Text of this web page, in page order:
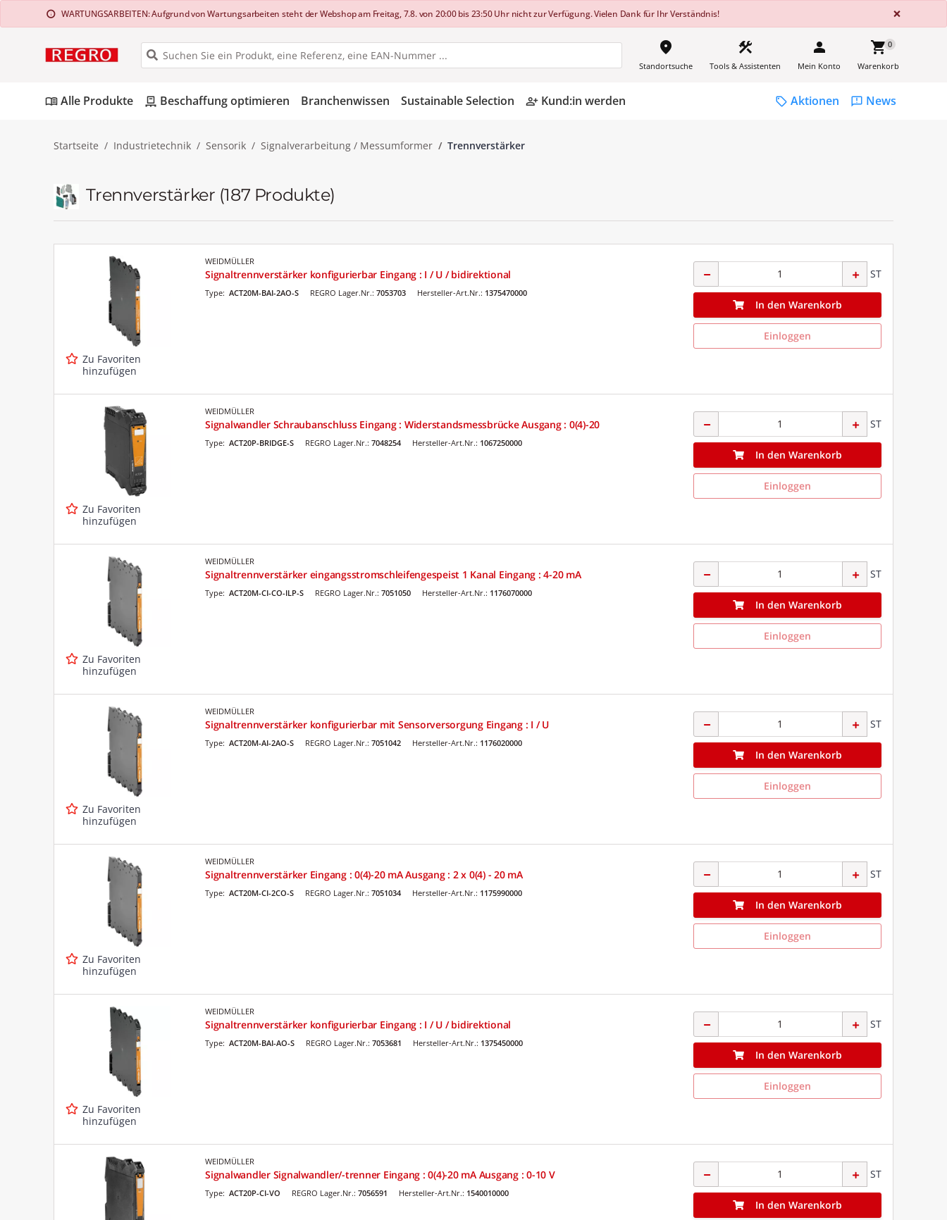
info WARTUNGSARBEITEN: Aufgrund von Wartungsarbeiten steht der Webshop am Freitag, 7.8. von 20:00 bis 23:50 Uhr nicht zur Verfügung. Vielen Dank für Ihr Verständnis! ×
place
Standortsuche
construction
Tools & Assistenten
person
Mein Konto
shopping_cart0
Warenkorb
menu_bookAlle Produkte pallet Beschaffung optimieren Branchenwissen Sustainable Selection person_add_alt Kund:in werden sell Aktionen feedback News
Startseite Industrietechnik Sensorik Signalverarbeitung / Messumformer Trennverstärker
Trennverstärker (187 Produkte)
Zu Favoriten
hinzufügen
WEIDMÜLLER
Signaltrennverstärker konfigurierbar Eingang : I / U / bidirektional
REGRO Lager.Nr.: 7053703
Type: ACT20M-BAI-2AO-S Hersteller-Art.Nr.: 1375470000
ST
In den Warenkorb
Einloggen
Zu Favoriten
hinzufügen
WEIDMÜLLER
Signalwandler Schraubanschluss Eingang : Widerstandsmessbrücke Ausgang : 0(4)-20
REGRO Lager.Nr.: 7048254
Type: ACT20P-BRIDGE-S Hersteller-Art.Nr.: 1067250000
ST
In den Warenkorb
Einloggen
Zu Favoriten
hinzufügen
WEIDMÜLLER
Signaltrennverstärker eingangsstromschleifengespeist 1 Kanal Eingang : 4-20 mA
REGRO Lager.Nr.: 7051050
Type: ACT20M-CI-CO-ILP-S Hersteller-Art.Nr.: 1176070000
ST
In den Warenkorb
Einloggen
Zu Favoriten
hinzufügen
WEIDMÜLLER
Signaltrennverstärker konfigurierbar mit Sensorversorgung Eingang : I / U
REGRO Lager.Nr.: 7051042
Type: ACT20M-AI-2AO-S Hersteller-Art.Nr.: 1176020000
ST
In den Warenkorb
Einloggen
Zu Favoriten
hinzufügen
WEIDMÜLLER
Signaltrennverstärker Eingang : 0(4)-20 mA Ausgang : 2 x 0(4) - 20 mA
REGRO Lager.Nr.: 7051034
Type: ACT20M-CI-2CO-S Hersteller-Art.Nr.: 1175990000
ST
In den Warenkorb
Einloggen
Zu Favoriten
hinzufügen
WEIDMÜLLER
Signaltrennverstärker konfigurierbar Eingang : I / U / bidirektional
REGRO Lager.Nr.: 7053681
Type: ACT20M-BAI-AO-S Hersteller-Art.Nr.: 1375450000
ST
In den Warenkorb
Einloggen
WEIDMÜLLER
Signalwandler Signalwandler/-trenner Eingang : 0(4)-20 mA Ausgang : 0-10 V
REGRO Lager.Nr.: 7056591
Type: ACT20P-CI-VO Hersteller-Art.Nr.: 1540010000
ST
In den Warenkorb